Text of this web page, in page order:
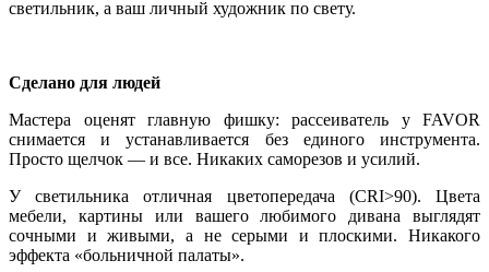
светильник, а ваш личный художник по свету.
Сделано для людей
Мастера оценят главную фишку: рассеиватель у FAVOR
снимается и устанавливается без единого инструмента.
Просто щелчок — и все. Никаких саморезов и усилий.
У светильника отличная цветопередача (CRI>90). Цвета
мебели, картины или вашего любимого дивана выглядят
сочными и живыми, а не серыми и плоскими. Никакого
эффекта «больничной палаты».